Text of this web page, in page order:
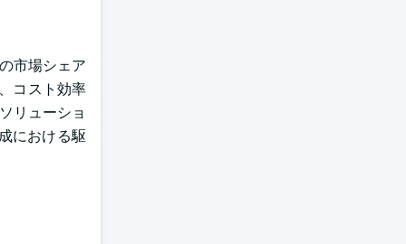
市場シェア
コスト効率
リューショ
における駆